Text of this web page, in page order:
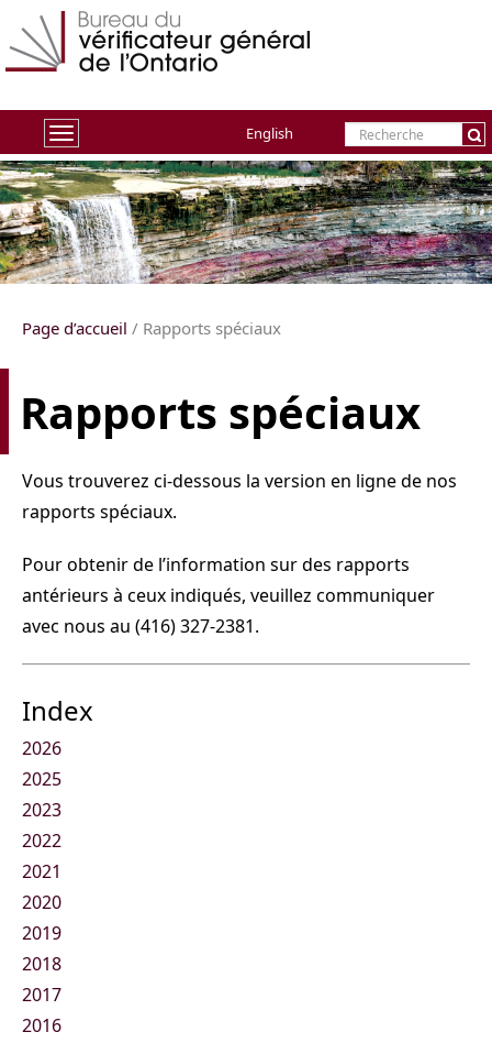
English
Toggle
navigation
Page d’accueil / Rapports spéciaux
Rapports spéciaux
Vous trouverez ci-dessous la version en ligne de nos
rapports spéciaux.
Pour obtenir de l’information sur des rapports
antérieurs à ceux indiqués, veuillez communiquer
avec nous au (416) 327-2381.
Index
2026
2025
2023
2022
2021
2020
2019
2018
2017
2016